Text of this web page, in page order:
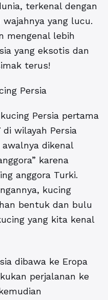
terkenal dengan
yang lucu.
mengenal lebih
yang eksotis dan
terus!
Persia
Persia pertama
wilayah Persia
awalnya dikenal
karena
anggora Turki.
kucing
bentuk dan bulu
yang kita kenal
dibawa ke Eropa
perjalanan ke